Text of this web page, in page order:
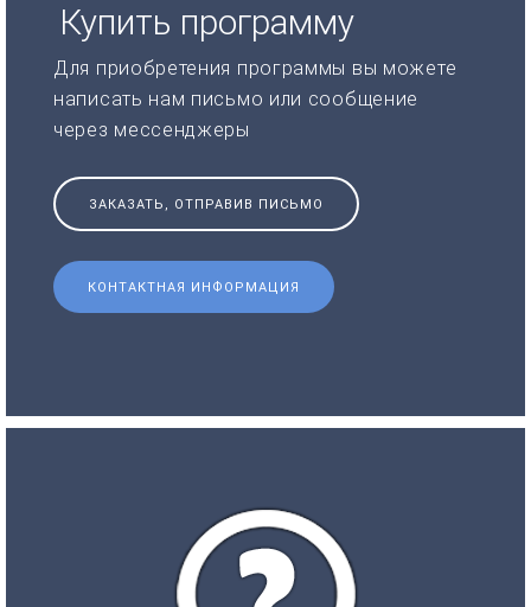
Купить программу
Для приобретения программы вы можете
написать нам письмо или сообщение
через мессенджеры
ЗАКАЗАТЬ, ОТПРАВИВ ПИСЬМО
КОНТАКТНАЯ ИНФОРМАЦИЯ